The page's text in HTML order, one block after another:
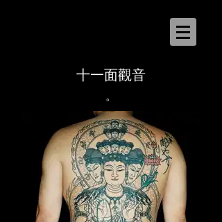
十一面觀音
。